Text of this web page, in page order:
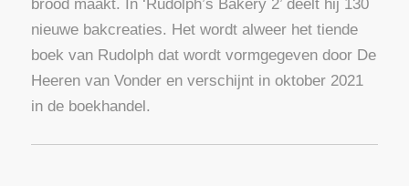
brood maakt. In ‘Rudolph’s Bakery 2’ deelt hij 130
nieuwe bakcreaties. Het wordt alweer het tiende
boek van Rudolph dat wordt vormgegeven door De
Heeren van Vonder en verschijnt in oktober 2021
in de boekhandel.